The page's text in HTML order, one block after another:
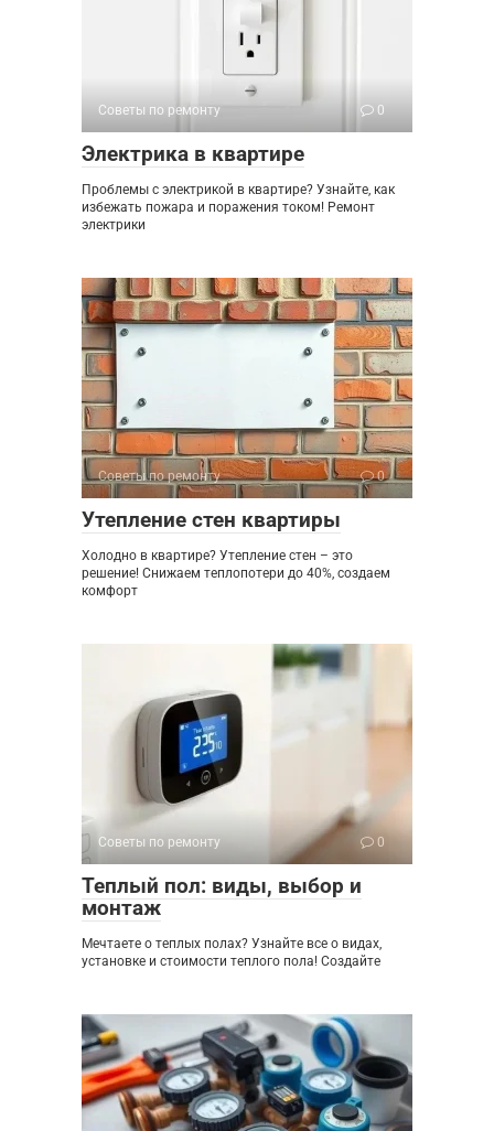
Советы по ремонту 0
Электрика в квартире
Проблемы с электрикой в квартире? Узнайте, как
избежать пожара и поражения током! Ремонт
электрики
Советы по ремонту 0
Утепление стен квартиры
Холодно в квартире? Утепление стен – это
решение! Снижаем теплопотери до 40%, создаем
комфорт
Советы по ремонту 0
Теплый пол: виды, выбор и
монтаж
Мечтаете о теплых полах? Узнайте все о видах,
установке и стоимости теплого пола! Создайте